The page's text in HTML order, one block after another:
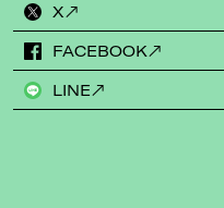
X
FACEBOOK
LINE